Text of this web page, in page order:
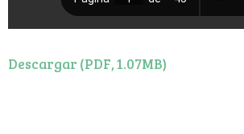
Descargar (PDF, 1.07MB)